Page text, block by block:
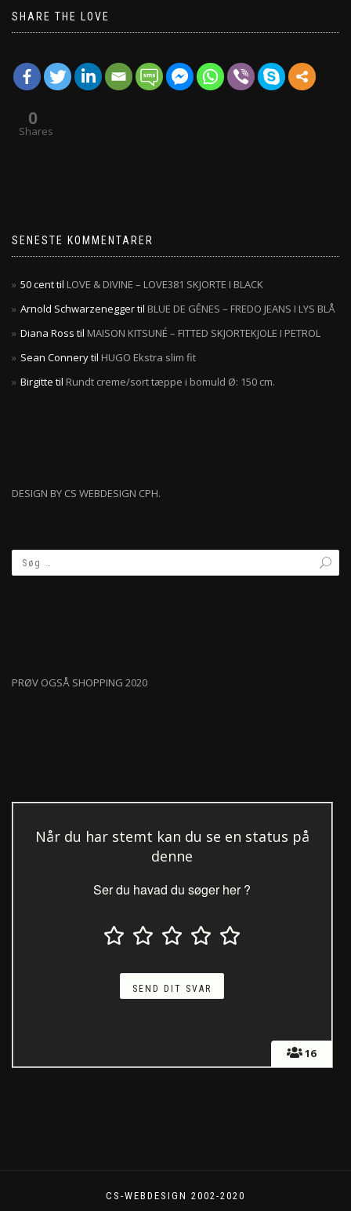
SHARE THE LOVE
0
Shares
SENESTE KOMMENTARER
50 centtil LOVE & DIVINE – LOVE381 SKJORTE I BLACK
Arnold Schwarzeneggertil BLUE DE GÊNES – FREDO JEANS I LYS BLÅ
Diana Ross til MAISON KITSUNÉ – FITTED SKJORTEKJOLE I PETROL
Sean Connerytil HUGO Ekstra slim fit
Birgitte til Rundt creme/sort tæppe i bomuld Ø: 150 cm.
DESIGN BY CS WEBDESIGN CPH.
PRØV OGSÅ SHOPPING 2020
16
Når du har stemt kan du se en status på
denne
Ser du havad du søger her ?
CS-WEBDESIGN 2002-2020